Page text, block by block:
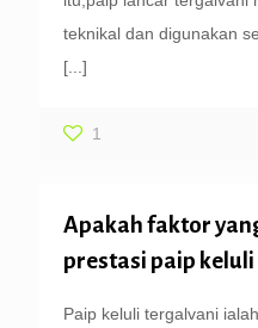
teknikal dan digunakan
[...]
1
Apakah faktor
prestasi paip
Paip keluli tergalvani